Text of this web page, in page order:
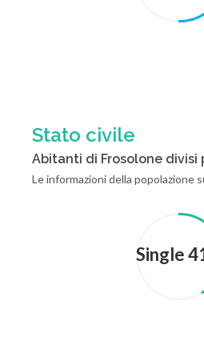
Stato civile
Abitanti di Frosolone divisi
Le informazioni della popolazione
Single